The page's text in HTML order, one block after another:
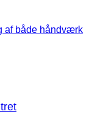
af både håndværk